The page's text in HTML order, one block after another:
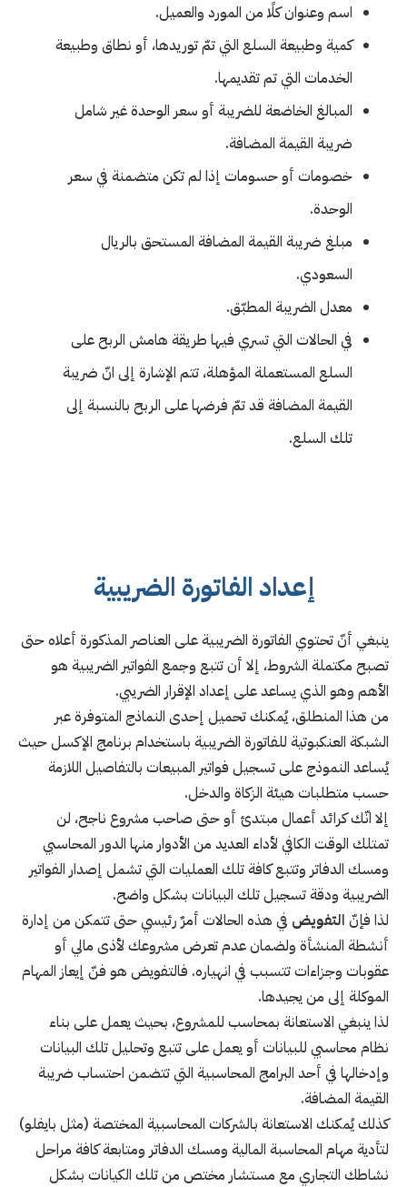
اسم وعنوان كلًا من المورد والعميل.
كمية وطبيعة السلع التي تمّ توريدها، أو نطاق وطبيعة
الخدمات التي تم تقديمها.
المبالغ الخاضعة للضريبة أو سعر الوحدة غير شامل
ضريبة القيمة المضافة.
خصومات أو حسومات إذا لم تكن متضمنة في سعر
الوحدة.
مبلغ ضريبة القيمة المضافة المستحق بالريال
السعودي.
معدل الضريبة المطبّق.
في الحالات التي تسري فيها طريقة هامش الربح على
السلع المستعملة المؤهلة، تتم الإشارة إلى انّ ضريبة
القيمة المضافة قد تمّ فرضها على الربح بالنسبة إلى
تلك السلع.
إعداد الفاتورة الضريبية
ينبغي أنّ تحتوي الفاتورة الضريبية على العناصر المذكورة أعلاه حتى
تصبح مكتملة الشروط، إلا أن تتبع وجمع الفواتير الضريبية هو
الأهم وهو الذي يساعد على إعداد الإقرار الضريبي.
من هذا المنطلق، يُمكنك تحميل إحدى النماذج المتوفرة عبر
الشبكة العنكبوتية للفاتورة الضريبية باستخدام برنامج الإكسل حيث
يُساعد النموذج على تسجيل فواتير المبيعات بالتفاصيل اللازمة
حسب متطلبات هيئة الزكاة والدخل.
إلا انّك كرائد أعمال مبتدئ أو حتى صاحب مشروع ناجح، لن
تمتلك الوقت الكافي لأداء العديد من الأدوار منها الدور المحاسبي
ومسك الدفاتر وتتبع كافة تلك العمليات التي تشمل إصدار الفواتير
الضريبية ودقة تسجيل تلك البيانات بشكل واضح.
لذا فإنّ التفويض في هذه الحالات أمرٌ رئيسي حتى تتمكن من إدارة
أنشطة المنشأة ولضمان عدم تعرض مشروعك لأذى مالي أو
عقوبات وجزاءات تتسبب في انهياره. فالتفويض هو فنّ إيعاز المهام
الموكلة إلى من يجيدها.
لذا ينبغي الاستعانة بمحاسب للمشروع، بحيث يعمل على بناء
نظام محاسبي للبيانات أو يعمل على تتبع وتحليل تلك البيانات
وإدخالها في أحد البرامج المحاسبية التي تتضمن احتساب ضريبة
القيمة المضافة.
كذلك يُمكنك الاستعانة بالشركات المحاسبية المختصة (مثل بايفلو)
لتأدية مهام المحاسبة المالية ومسك الدفاتر ومتابعة كافة مراحل
نشاطك التجاري مع مستشار مختص من تلك الكيانات بشكل